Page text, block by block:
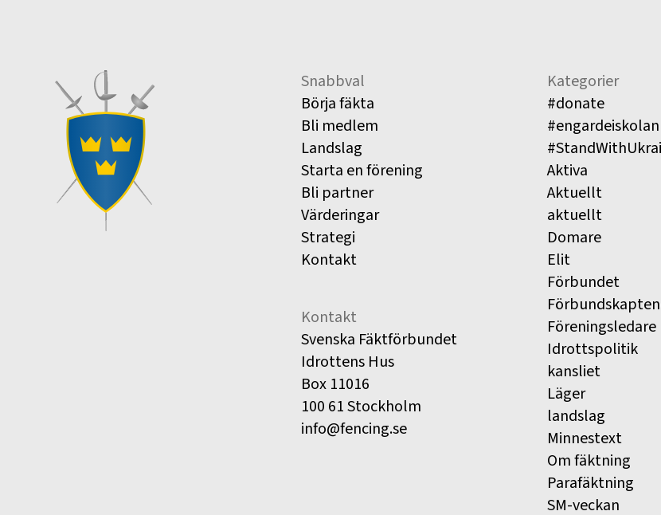
Snabbval
Börja fäkta
Bli medlem
Landslag
Starta en förening
Bli partner
Värderingar
Strategi
Kontakt
Kontakt
Svenska Fäktförbundet
Idrottens Hus
Box 11016
100 61 Stockholm
info@fencing.se
Kategorier
#donate
#engardeiskolan
Aktiva
Aktuellt
aktuellt
Domare
Elit
Förbundet
Föreningsledare
Idrottspolitik
kansliet
Läger
landslag
Minnestext
Om fäktning
Parafäktning
SM-veckan